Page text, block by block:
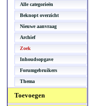
Alle categorieën
Beknopt overzicht
Nieuwe aanvraag
Archief
Zoek
Inhoudsopgave
Forumgebruikers
Thema
Toevoegen